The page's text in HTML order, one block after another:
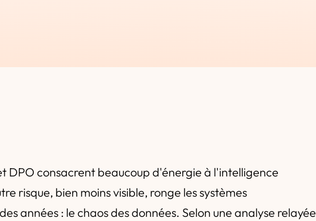
DPO consacrent beaucoup d'énergie à l'intelligence
risque, bien moins visible, ronge les systèmes
années : le chaos des données. Selon une analyse relayée